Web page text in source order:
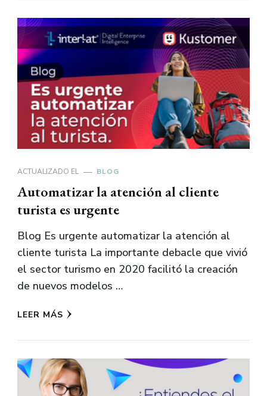
ACTUALIZADO EL BLOG
Automatizar la atención al cliente
turista es urgente
Blog Es urgente automatizar la atención al
cliente turista La importante debacle que vivió
el sector turismo en 2020 facilitó la creación
de nuevos modelos …
LEER MÁS